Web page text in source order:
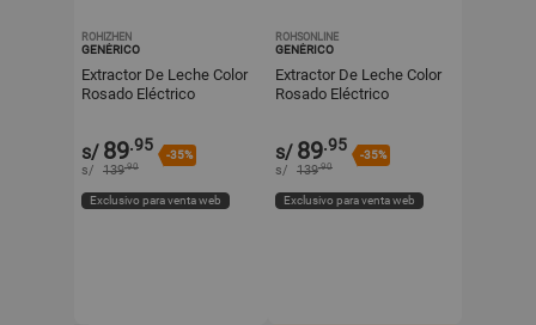
ROHIZHEN
GENÉRICO
Extractor De Leche Color
Rosado Eléctrico
s/ 89.95
-35%
s/ 139.90
Exclusivo para venta web
ROHSONLINE
GENÉRICO
Extractor De Leche Color
Rosado Eléctrico
s/ 89.95
-35%
s/ 139.90
Exclusivo para venta web